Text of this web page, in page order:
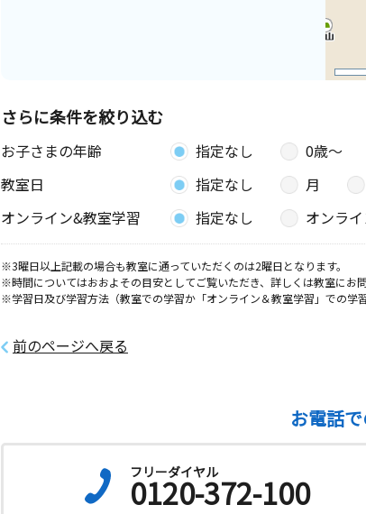
さらに条件を絞り込む
お子さまの年齢 指定なし 0歳〜
教室日
指定なし 月
オンライン&教室学習
指定なし オンラ
※3曜日以上記載の場合も教室に通っていただくのは2曜日となります。
※時間についてはおおよその目安としてご覧いただき、詳しくは教室にお
※学習日及び学習方法（教室での学習か「オンライン＆教室学習」での学
前のページへ戻る
お電話
フリーダイヤル
0120-372-100